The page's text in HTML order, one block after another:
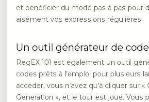
et bénéficier du mode pas à pas pour
aisément vos expressions régulières.
Un outil générateur de
RegEX 101 est également un outil
codes prêts à l’emploi pour plusieurs
accéder, vous n’avez qu’à cliquer sur «
Generation », et le tour est joué. Vous